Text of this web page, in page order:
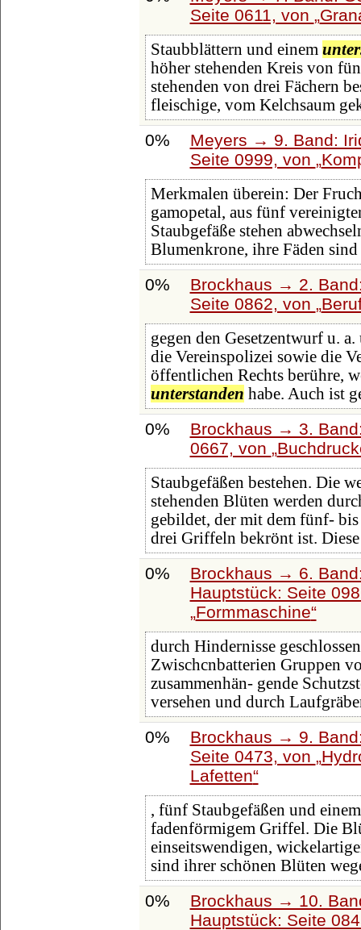
Seite 0611, von
Staubblättern und einem
höher stehenden Kreis von
stehenden von drei Fächern
fleischige, vom Kelchsaum
0%
Meyers → 9. Band:
Seite 0999, von
Merkmalen überein: Der
gamopetal, aus fünf
Staubgefäße stehen
Blumenkrone, ihre Fäden
0%
Brockhaus → 2.
Seite 0862, von
gegen den Gesetzentwurf u.
die Vereinspolizei sowie die
öffentlichen Rechts berühre,
unterstanden habe. Auch ist
0%
Brockhaus → 3.
0667, von
Staubgefäßen bestehen. Die
stehenden Blüten werden
gebildet, der mit dem fünf-
drei Griffeln bekrönt ist.
0%
Brockhaus → 6.
Hauptstück: Seite
Formmaschine
durch Hindernisse
Zwischcnbatterien Gruppen
zusammenhän- gende
versehen und durch
0%
Brockhaus → 9.
Seite 0473, von
Lafetten
, fünf Staubgefäßen und
fadenförmigem Griffel. Die
einseitswendigen,
sind ihrer schönen Blüten
0%
Brockhaus → 10.
Hauptstück: Seite